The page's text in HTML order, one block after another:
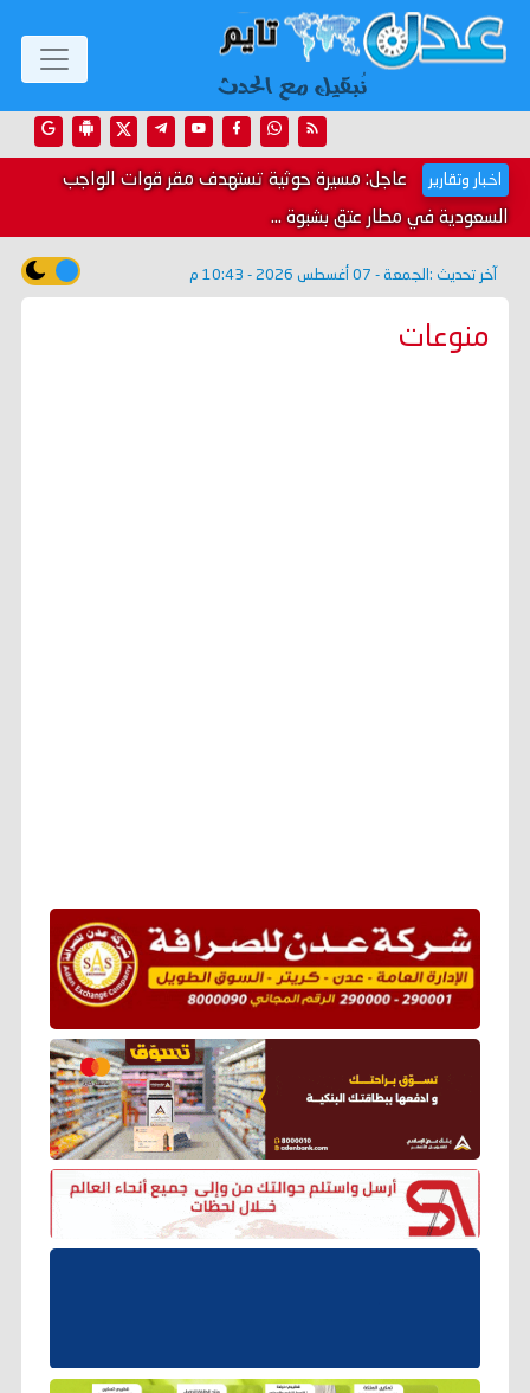
اخبار وتقارير عاجل: مسيرة حوثية تستهدف مقر قوات الواجب
السعودية في مطار عتق بشبوة ...
آخر تحديث : الجمعة - 07 أغسطس 2026 - 10:43 م
منوعات